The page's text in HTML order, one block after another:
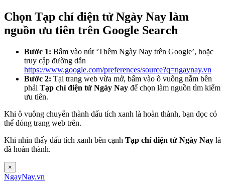
Chọn Tạp chí điện tử Ngày Nay làm
nguồn ưu tiên trên Google Search
Bước 1: Bấm vào nút ‘Thêm Ngày Nay trên Google’, hoặc
truy cập đường dẫn
https://www.google.com/preferences/source?q=ngaynay.vn
Bước 2: Tại trang web vừa mở, bấm vào ô vuông nằm bên
phải Tạp chí điện tử Ngày Nay để chọn làm nguồn tìm kiếm
ưu tiên.
Khi ô vuông chuyển thành dấu tích xanh là hoàn thành, bạn đọc có
thể đóng trang web trên.
Khi nhìn thấy dấu tích xanh bên cạnh Tạp chí điện tử Ngày Nay là
đã hoàn thành.
×
NgayNay.vn